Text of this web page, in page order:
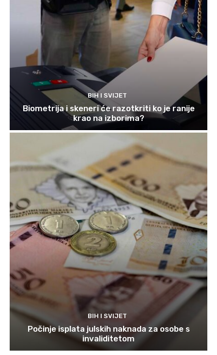
BIH I SVIJET
Biometrija i skeneri će razotkriti ko je ranije
krao na izborima?
BIH I SVIJET
Počinje isplata julskih naknada za osobe s
invaliditetom